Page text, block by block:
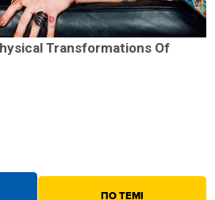
ПО ТЕМІ
Transformations Of